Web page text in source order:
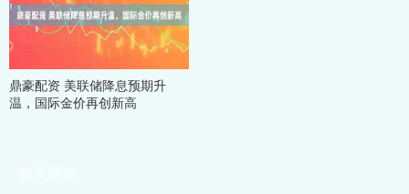
鼎豪配资 美联储降息预期升
温，国际金价再创新高